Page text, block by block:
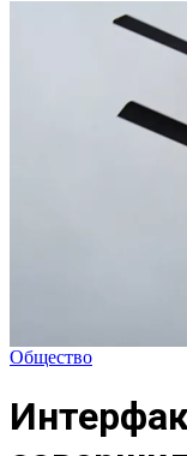
Общество